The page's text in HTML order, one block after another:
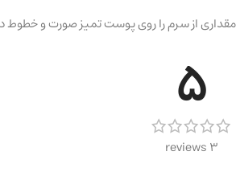
مقداری از سرم را روی پوست تمیز صورت و خطوط
5
3 reviews